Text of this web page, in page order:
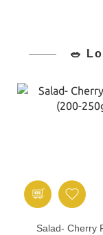
🥗
Salad- Cherry